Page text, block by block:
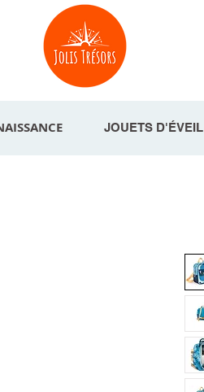
JOUETS D'ÉVEIL